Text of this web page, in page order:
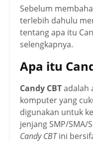
Sebelum
terlebih dahulu
tentang apa itu
selengkapnya.
Apa itu
Candy CBTadalah
komputer yang
digunakan untuk
jenjang SMP/SMA/
Candy CBTini